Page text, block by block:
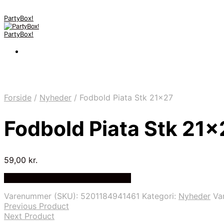
PartyBox!
PartyBox!
Forside / Nyheder / Fodbold Piata Stk 21×27
Fodbold Piata Stk
59,00 kr.
Varenummer (SKU): 5201184941461 Kategori: Nyheder
Previous Product
Next Product